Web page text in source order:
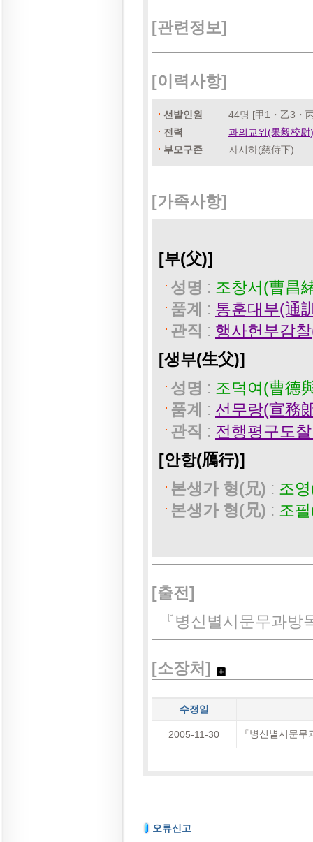
[관련정보]
[이력사항]
선발인원
44명 [甲1・乙3・
전력
과의교위(果毅校尉)
부모구존
자시하(慈侍下)
[가족사항]
[부(父)]
성명 : 조창서(曹昌
품계 : 통훈대부(通
관직 : 행사헌부감
[생부(生父)]
성명 : 조덕여(曹德
품계 : 선무랑(宣務
관직 : 전행평구도
[안항(鴈行)]
본생가 형(兄) : 조
본생가 형(兄) : 조
[출전]
『병신별시문무과
[소장처]
수정일
2005-11-30 『병신별시문